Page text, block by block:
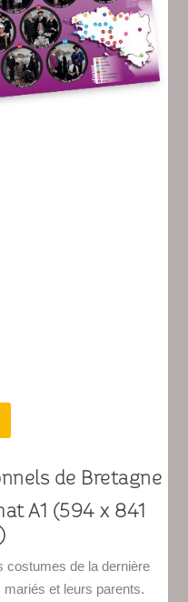
de Bretagne
A1 (594 x 841
costumes de la dernière
mariés et leurs parents.